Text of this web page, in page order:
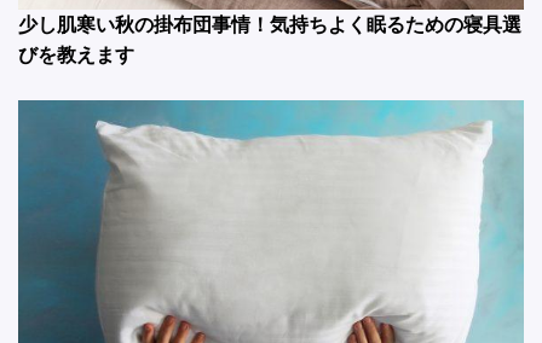
少し肌寒い秋の掛布団事情！気持ちよく眠るための寝具選
びを教えます